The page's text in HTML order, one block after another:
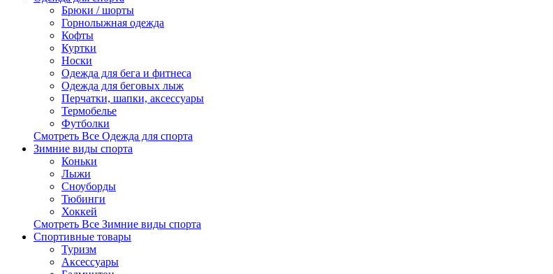
Брюки / шорты
Горнолыжная одежда
Кофты
Куртки
Носки
Одежда для бега и фитнеса
Одежда для беговых лыж
Перчатки, шапки, аксессуары
Термобелье
Футболки
Смотреть Все Одежда для спорта
Зимние виды спорта
Коньки
Лыжи
Сноуборды
Тюбинги
Хоккей
Смотреть Все Зимние виды спорта
Спортивные товары
Туризм
Аксессуары